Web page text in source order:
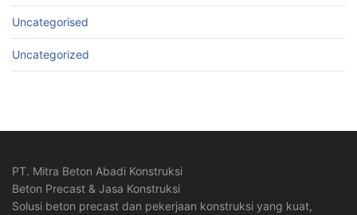
Uncategorised
Uncategorized
PT. Mitra Beton Abadi Konstruksi
Beton Precast & Jasa Konstruksi
Solusi beton precast dan pekerjaan konstruksi yang kuat,